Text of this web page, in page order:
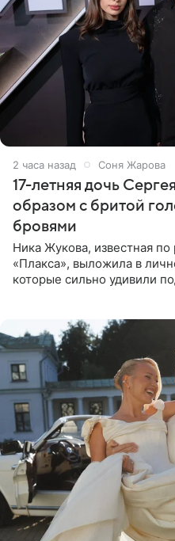
2 часа назад Соня Жарова
17-летняя дочь
образом с бритой
бровями
Ника Жукова, известная
«Плакса», выложила в
которые сильно удивили